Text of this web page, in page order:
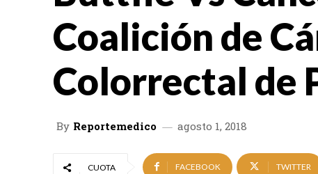
Coalición de
Colorrectal de
By Reportemedico agosto 1, 2018
CUOTA FACEBOOK TWITTER